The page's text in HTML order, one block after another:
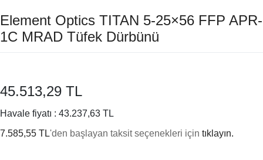
Element Optics TITAN 5-25×56 FFP APR-
1C MRAD Tüfek Dürbünü
45.513,29 TL
Havale fiyatı : 43.237,63 TL
7.585,55 TL'den başlayan taksit seçenekleri için tıklayın.